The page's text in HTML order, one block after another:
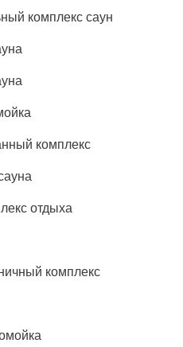
комплекс саун
комплекс
отдыха
комплекс